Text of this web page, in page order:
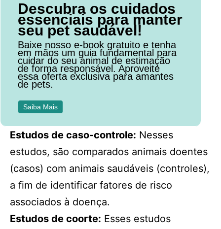
Descubra os cuidados
essenciais para manter
seu pet saudável!
Baixe nosso e-book gratuito e tenha
em mãos um guia fundamental para
cuidar do seu animal de estimação
de forma responsável. Aproveite
essa oferta exclusiva para amantes
de pets.
Saiba Mais
Estudos de caso-controle: Nesses
estudos, são comparados animais doentes
(casos) com animais saudáveis (controles),
a fim de identificar fatores de risco
associados à doença.
Estudos de coorte: Esses estudos